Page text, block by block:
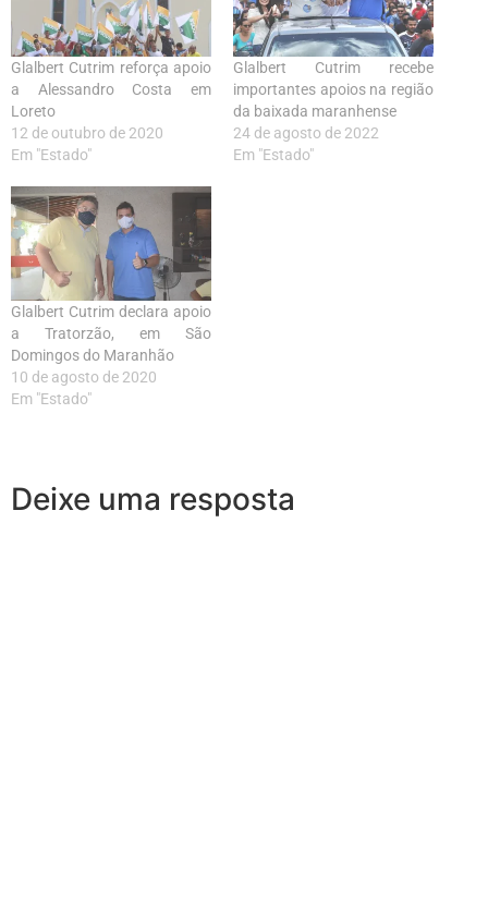
Glalbert Cutrim reforça apoio
a Alessandro Costa em
Loreto
12 de outubro de 2020
Em "Estado"
Glalbert Cutrim recebe
importantes apoios na região
da baixada maranhense
24 de agosto de 2022
Em "Estado"
Glalbert Cutrim declara apoio
a Tratorzão, em São
Domingos do Maranhão
10 de agosto de 2020
Em "Estado"
Deixe uma resposta